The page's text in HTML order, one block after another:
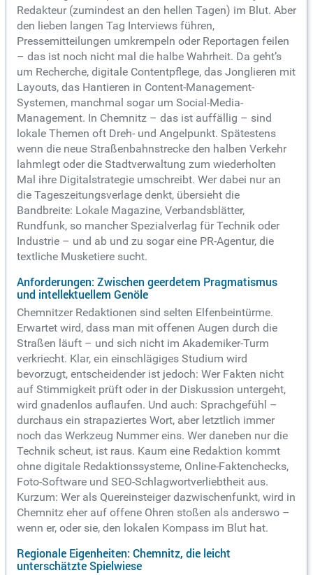
Redakteur (zumindest an den hellen Tagen) im Blut. Aber
den lieben langen Tag Interviews führen,
Pressemitteilungen umkrempeln oder Reportagen feilen
– das ist noch nicht mal die halbe Wahrheit. Da geht’s
um Recherche, digitale Contentpflege, das Jonglieren mit
Layouts, das Hantieren in Content-Management-
Systemen, manchmal sogar um Social-Media-
Management. In Chemnitz – das ist auffällig – sind
lokale Themen oft Dreh- und Angelpunkt. Spätestens
wenn die neue Straßenbahnstrecke den halben Verkehr
lahmlegt oder die Stadtverwaltung zum wiederholten
Mal ihre Digitalstrategie umschreibt. Wer dabei nur an
die Tageszeitungsverlage denkt, übersieht die
Bandbreite: Lokale Magazine, Verbandsblätter,
Rundfunk, so mancher Spezialverlag für Technik oder
Industrie – und ab und zu sogar eine PR-Agentur, die
textliche Musketiere sucht.
Anforderungen: Zwischen geerdetem Pragmatismus
und intellektuellem Genöle
Chemnitzer Redaktionen sind selten Elfenbeintürme.
Erwartet wird, dass man mit offenen Augen durch die
Straßen läuft – und sich nicht im Akademiker-Turm
verkriecht. Klar, ein einschlägiges Studium wird
bevorzugt, entscheidender ist jedoch: Wer Fakten nicht
auf Stimmigkeit prüft oder in der Diskussion untergeht,
wird gnadenlos auflaufen. Und auch: Sprachgefühl –
durchaus ein strapaziertes Wort, aber letztlich immer
noch das Werkzeug Nummer eins. Wer daneben nur die
Technik scheut, ist raus. Kaum eine Redaktion kommt
ohne digitale Redaktionssysteme, Online-Faktenchecks,
Foto-Software und SEO-Schlagwortverliebtheit aus.
Kurzum: Wer als Quereinsteiger dazwischenfunkt, wird in
Chemnitz eher auf offene Ohren stoßen als anderswo –
wenn er, oder sie, den lokalen Kompass im Blut hat.
Regionale Eigenheiten: Chemnitz, die leicht
unterschätzte Spielwiese